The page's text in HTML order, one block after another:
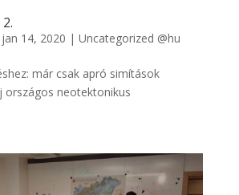
jan 14, 2020 | Uncategorized @hu
már csak apró simítások
országos neotektonikus